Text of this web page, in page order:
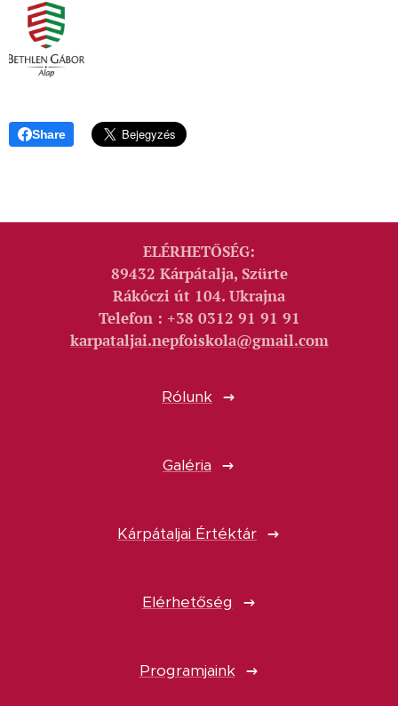
Share
ELÉRHETŐSÉG:
89432 Kárpátalja, Szürte
Rákóczi út 104. Ukrajna
Telefon : +38 0312 91 91 91
karpataljai.nepfoiskola@gmail.com
Rólunk
Galéria
Kárpátaljai Értéktár
Elérhetőség
Programjaink